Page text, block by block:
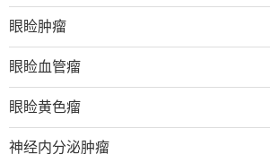
眼睑肿瘤
眼睑血管瘤
眼睑黄色瘤
神经内分泌肿瘤